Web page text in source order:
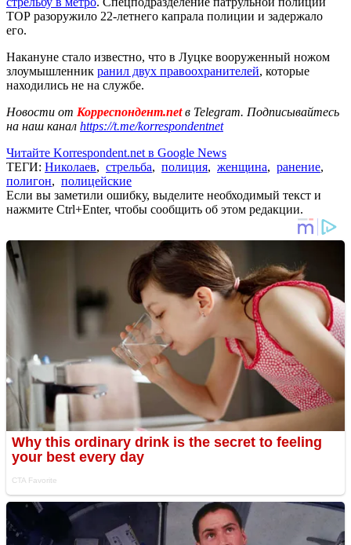
ТОР разоружило 22-летнего капрала полиции и задержало
его.
Накануне стало известно, что в Луцке вооруженный ножом
злоумышленник ранил двух правоохранителей, которые
находились не на службе.
Новости от Корреспондент.netв Telegram. Подписывайтесь
на наш канал https://t.me/korrespondentnet
Читайте Korrespondent.net в Google News
ТЕГИ: Николаев, стрельба, полиция, женщина, ранение,
полигон, полицейские
Если вы заметили ошибку, выделите необходимый текст и
нажмите Ctrl+Enter, чтобы сообщить об этом редакции.